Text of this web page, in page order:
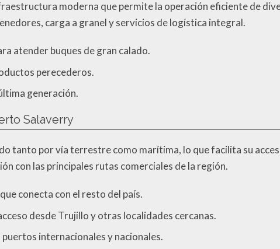
moderna que permite la operación eficiente de
carga a granel y servicios de logística integral.
atender buques de gran calado.
perecederos.
generación.
Salaverry
tanto por vía terrestre como marítima, lo que facilita su
con las principales rutas comerciales de la región.
conecta con el resto del país.
desde Trujillo y otras localidades cercanas.
internacionales y nacionales.